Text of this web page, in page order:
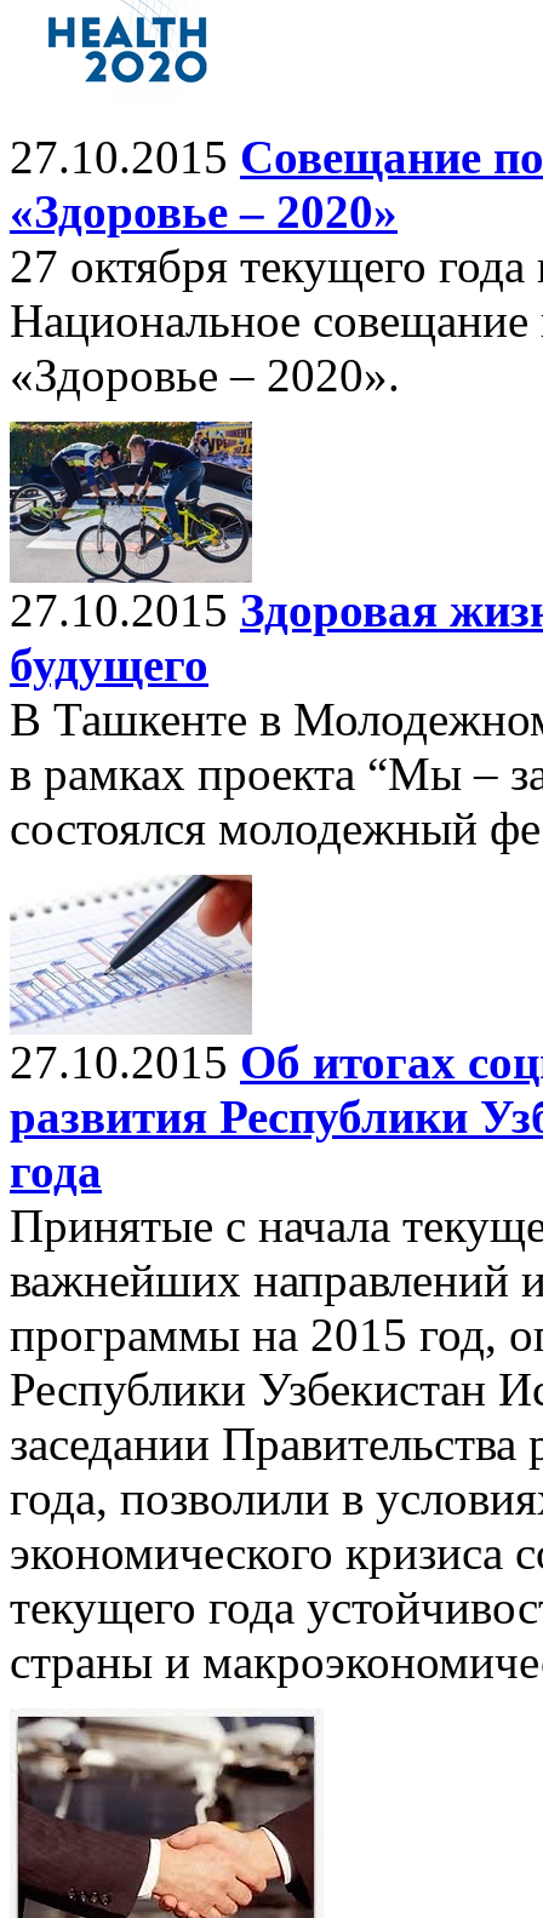
27.10.2015 Совещание
«Здоровье – 2020»
27 октября текущего
Национальное
«Здоровье – 2020».
27.10.2015 Здоровая
будущего
В Ташкенте в
в рамках проекта “Мы –
состоялся молодежный
27.10.2015 Об итогах
развития Республики
года
Принятые с начала
важнейших направлений
программы на 2015 год,
Республики Узбекистан
заседании
года, позволили в
экономического кризиса
текущего года
страны и